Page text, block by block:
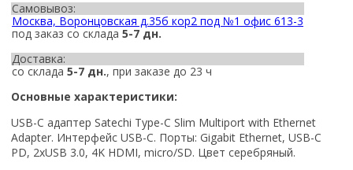
Самовывоз:
Москва, Воронцовская д.35б кор2 под №1 офис 613-3
под заказ со склада 5-7 дн.
Доставка:
со склада 5-7 дн., при заказе до 23 ч
Основные характеристики:
USB-C адаптер Satechi Type-C Slim Multiport with Ethernet
Adapter. Интерфейс USB-C. Порты: Gigabit Ethernet, USB-C
PD, 2хUSB 3.0, 4K HDMI, micro/SD. Цвет серебряный.